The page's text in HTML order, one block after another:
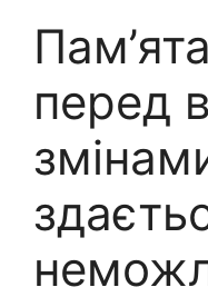
перед